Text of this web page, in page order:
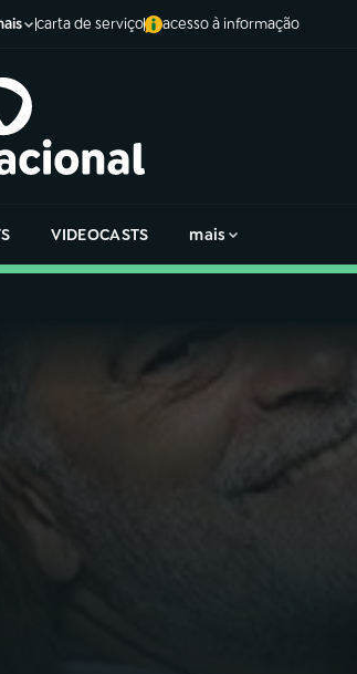
carta de serviço acesso à informação
VIDEOCASTS mais